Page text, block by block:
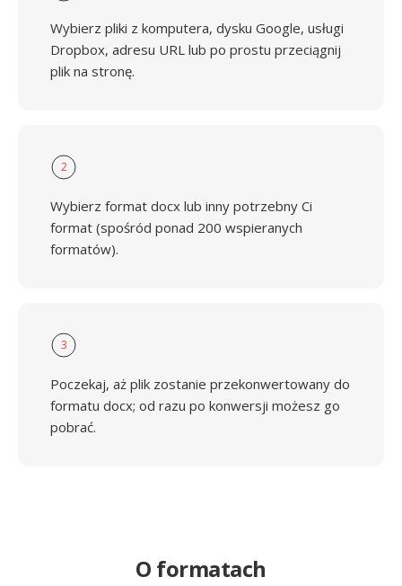
Wybierz pliki z komputera, dysku Google, usługi
Dropbox, adresu URL lub po prostu przeciągnij
plik na stronę.
2
Wybierz format docx lub inny potrzebny Ci
format (spośród ponad 200 wspieranych
formatów).
3
Poczekaj, aż plik zostanie przekonwertowany do
formatu docx; od razu po konwersji możesz go
pobrać.
O formatach